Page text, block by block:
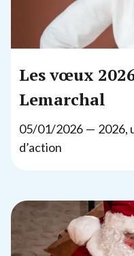
Les vœux
Lemarchal
05/01/2026 — 2026,
d’action